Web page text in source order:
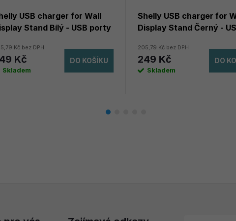
USB charger for Wall
Stand Bílý - USB porty
Kč bez DPH
Kč
Skladem
DO KOŠÍKU
Shelly USB charger for
Display Stand Černý -
205,79 Kč bez DPH
249 Kč
Skladem
DO